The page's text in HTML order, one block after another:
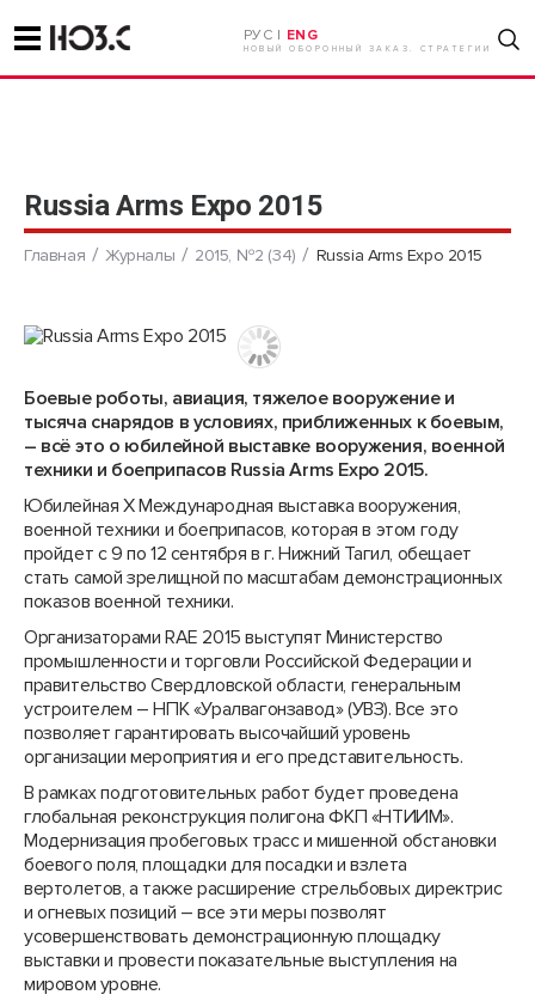
РУС | ENG
НОВЫЙ ОБОРОННЫЙ ЗАКАЗ. СТРАТЕГИИ
Russia Arms Expo 2015
Главная Журналы 2015, №2 (34) Russia Arms Expo 2015
Боевые роботы, авиация, тяжелое вооружение и
тысяча снарядов в условиях, приближенных к боевым,
– всё это о юбилейной выставке вооружения, военной
техники и боеприпасов Russia Arms Expo 2015.
Юбилейная Х Международная выставка вооружения,
военной техники и боеприпасов, которая в этом году
пройдет с 9 по 12 сентября в г. Нижний Тагил, обещает
стать самой зрелищной по масштабам демонстрационных
показов военной техники.
Организаторами RAE 2015 выступят Министерство
промышленности и торговли Российской Федерации и
правительство Свердловской области, генеральным
устроителем – НПК «Уралвагонзавод» (УВЗ). Все это
позволяет гарантировать высочайший уровень
организации мероприятия и его представительность.
В рамках подготовительных работ будет проведена
глобальная реконструкция полигона ФКП «НТИИМ».
Модернизация пробеговых трасс и мишенной обстановки
боевого поля, площадки для посадки и взлета
вертолетов, а также расширение стрельбовых директрис
и огневых позиций – все эти меры позволят
усовершенствовать демонстрационную площадку
выставки и провести показательные выступления на
мировом уровне.